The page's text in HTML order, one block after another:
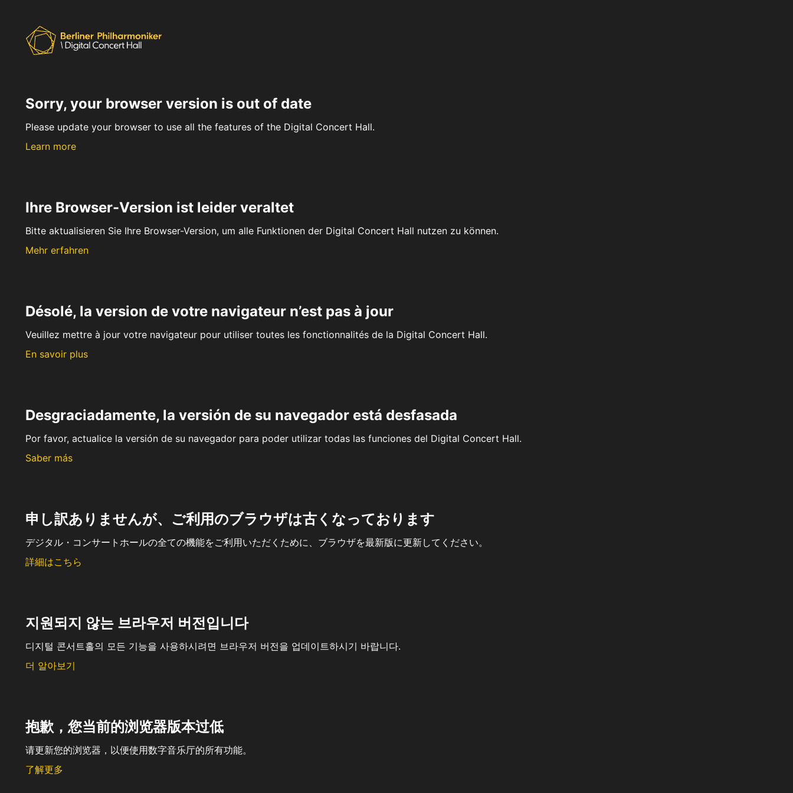
Sorry, your browser version is out of date
Please update your browser to use all the features of the Digital Concert Hall.
Learn more
Ihre Browser-Version ist leider veraltet
Bitte aktualisieren Sie Ihre Browser-Version, um alle Funktionen der Digital Concert Hall nutzen zu können.
Mehr erfahren
Désolé, la version de votre navigateur n’est pas à jour
Veuillez mettre à jour votre navigateur pour utiliser toutes les fonctionnalités de la Digital Concert Hall.
En savoir plus
Desgraciadamente, la versión de su navegador está desfasada
Por favor, actualice la versión de su navegador para poder utilizar todas las funciones del Digital Concert Hall.
Saber más
申し訳ありませんが、ご利用のブラウザは古くなっております
デジタル・コンサートホールの全ての機能をご利用いただくために、ブラウザを最新版に更新してください。
詳細はこちら
지원되지 않는 브라우저 버전입니다
디지털 콘서트홀의 모든 기능을 사용하시려면 브라우저 버전을 업데이트하시기 바랍니다.
더 알아보기
抱歉，您当前的浏览器版本过低
请更新您的浏览器，以便使用数字音乐厅的所有功能。
了解更多